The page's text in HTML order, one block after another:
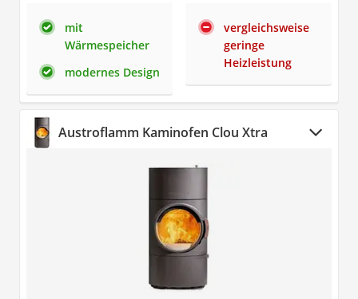
mit
Wärmespeicher
modernes Design
vergleichsweise
geringe
Heizleistung
Austroflamm Kaminofen Clou Xtra